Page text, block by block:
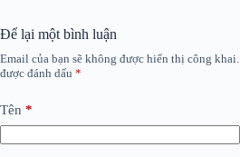
Để lại một bình luận
Email của bạn sẽ không được hiển thị công khai.
được đánh dấu *
Tên *